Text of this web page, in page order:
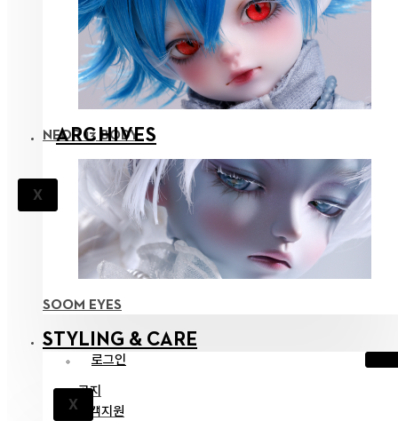
ARCHIVES
X
NEOR 13 BODY
SOOM EYES
STYLING & CARE
로그인
X
공지
고객지원